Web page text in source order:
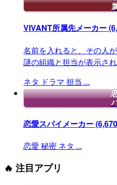
VIVANT所属先メーカー
名前を入れると、その人
謎の組織と担当が表示さ
ネタ ドラマ 担当 ...
恋愛スパイメーカー
恋愛 秘密 ネタ ...
🔥 注目アプリ